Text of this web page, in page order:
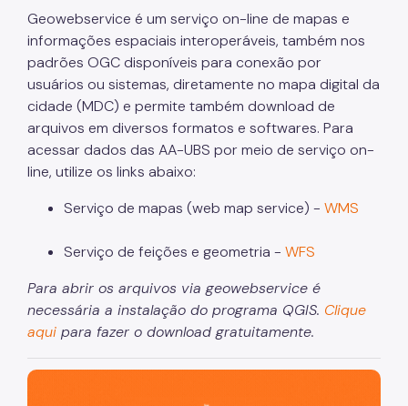
Geowebservice é um serviço on-line de mapas e
informações espaciais interoperáveis, também nos
padrões OGC disponíveis para conexão por
usuários ou sistemas, diretamente no mapa digital da
cidade (MDC) e permite também download de
arquivos em diversos formatos e softwares. Para
acessar dados das AA-UBS por meio de serviço on-
line, utilize os links abaixo:
Serviço de mapas (web map service) - WMS
Serviço de feições e geometria - WFS
Para abrir os arquivos via geowebservice é
necessária a instalação do programa QGIS. Clique
aqui para fazer o download gratuitamente.
São Paulo, cidade inteligente, resiliente e sustentável